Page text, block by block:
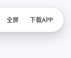
全屏 下载APP